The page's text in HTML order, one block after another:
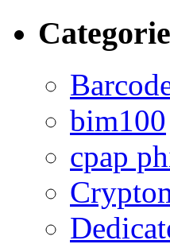
bim100
cpap